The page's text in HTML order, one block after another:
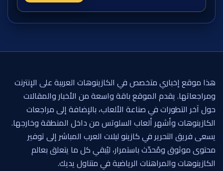
هذا موقع إخباري متخصص في الكازينوهات العربية على الإنترنت
ومراجعاتها. يقدم الموقع باقة واسعة من الأخبار والمقالات
حول آخر التطورات في صناعة الألعاب، بالإضافة إلى مراجعات
الكازينوهات وأشهر ألعاب السلوتس من داخل المنطقة وخارجها.
يسعى فريق التحرير في كازينو ليلات العرب المباشر إلى توفير
محتوى موثوق ومُحدّث باستمرار، ليُبقي كل ما يتعلق بعالم
الكازينوهات والمراهنات الرياضية في متناول يديك.